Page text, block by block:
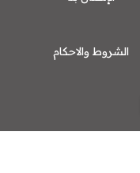
الشروط والاحكام